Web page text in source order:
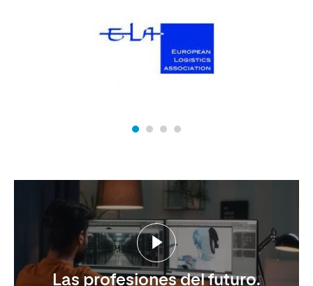
Las profesiones del futuro.